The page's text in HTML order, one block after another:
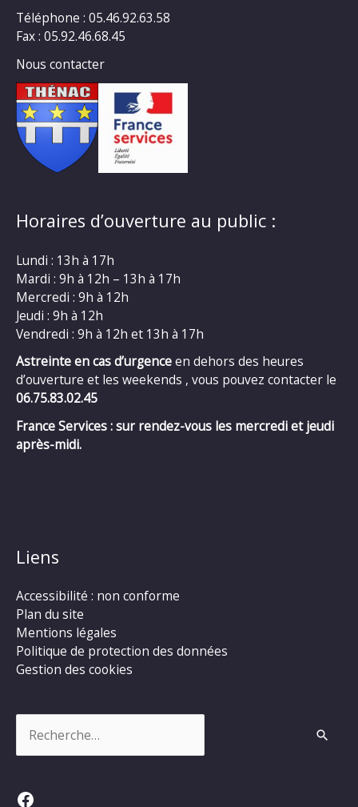
Téléphone : 05.46.92.63.58
Fax : 05.92.46.68.45
Nous contacter
Horaires d’ouverture au public :
Lundi : 13h à 17h
Mardi : 9h à 12h – 13h à 17h
Mercredi : 9h à 12h
Jeudi : 9h à 12h
Vendredi : 9h à 12h et 13h à 17h
Astreinte en cas d’urgenceen dehors des heures
d’ouverture et les weekends , vous pouvez contacter le
06.75.83.02.45
France Services : sur rendez-vous les mercredi et jeudi
après-midi.
Liens
Accessibilité : non conforme
Plan du site
Mentions légales
Politique de protection des données
Gestion des cookies
Facebook